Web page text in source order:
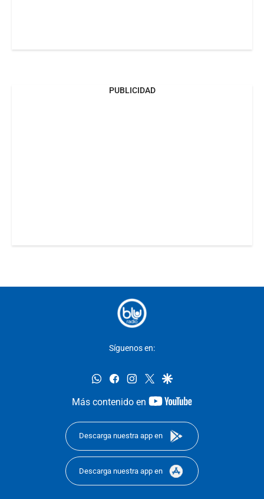
PUBLICIDAD
Síguenos en:
whatsappfacebookinstagram
twittergoogle
Más contenido en
youtube-
Descarga nuestra app en
Descarga nuestra app en